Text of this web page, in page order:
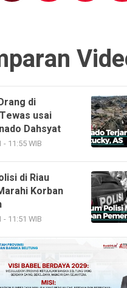
di
usai
Dahsyat
11:55 WIB
di Riau
Korban
11:51 WIB